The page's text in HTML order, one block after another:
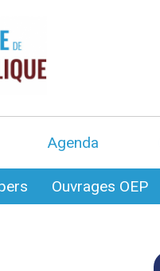
Agenda
Ouvrages OEP